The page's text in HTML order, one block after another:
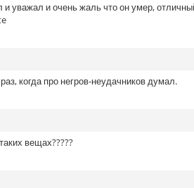
уважал и очень жаль что он умер,
когда про негров-неудачников думал.
вещах?????